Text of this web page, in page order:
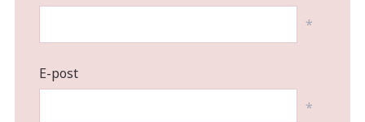
*
E-post
*